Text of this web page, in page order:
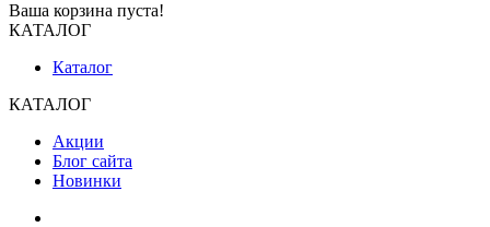
Ваша корзина пуста!
КАТАЛОГ
Каталог
КАТАЛОГ
Акции
Блог сайта
Новинки